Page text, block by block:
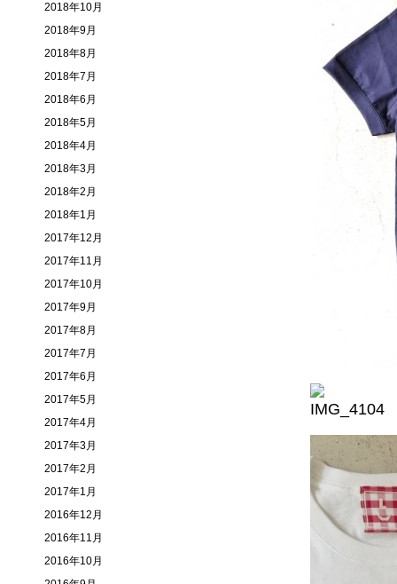
2018年10月
2018年9月
2018年8月
2018年7月
2018年6月
2018年5月
2018年4月
2018年3月
2018年2月
2018年1月
2017年12月
2017年11月
2017年10月
2017年9月
2017年8月
2017年7月
2017年6月
2017年5月
2017年4月
2017年3月
2017年2月
2017年1月
2016年12月
2016年11月
2016年10月